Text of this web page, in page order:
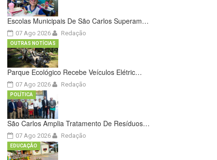
Escolas Municipais De São Carlos Superam…
07 Ago 2026 Redação
Parque Ecológico Recebe Veículos Elétric…
07 Ago 2026
OUTRAS NOTÍCIAS
Redação
São Carlos Amplia Tratamento De Resíduos…
07 Ago 2026
POLÍTICA
Redação
EDUCAÇÃO